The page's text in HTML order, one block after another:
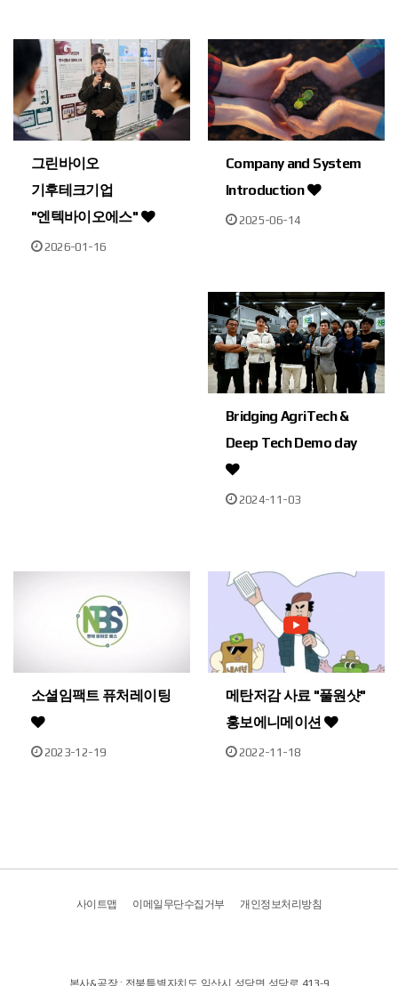
그린바이오
기후테크기업
"엔텍바이오에스"
2026-01-16
Company and System
Introduction
2025-06-14
Bridging AgriTech &
Deep Tech Demo day
2024-11-03
소셜임팩트 퓨처레이팅
2023-12-19
메탄저감 사료 "풀원샷"
홍보에니메이션
2022-11-18
사이트맵 이메일무단수집거부 개인정보처리방침
본사&공장 : 전북특별자치도 익산시 성당면 성당로 413-9